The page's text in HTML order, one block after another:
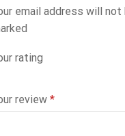
email address will
rating
review *